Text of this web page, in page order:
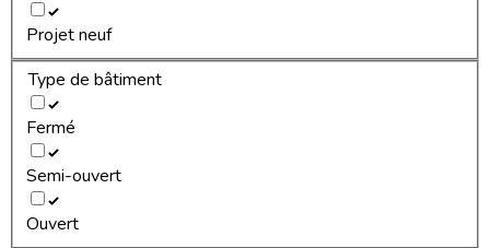
Projet neuf
Type de bâtiment
Fermé
Semi-ouvert
Ouvert